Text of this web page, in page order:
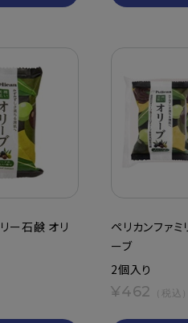
ー石鹸 オリ
ペリカンファ
ーブ
2個入り
¥462 （税込）